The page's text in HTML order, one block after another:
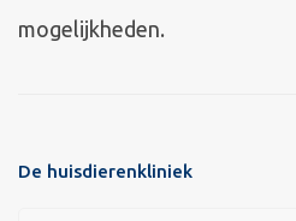
mogelijkheden.
De huisdierenkliniek